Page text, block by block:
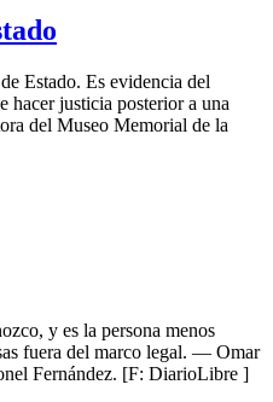
Estado. Es evidencia del
hacer justicia posterior a una
del Museo Memorial de la
y es la persona menos
fuera del marco legal. — Omar
Fernández. [F: DiarioLibre ]